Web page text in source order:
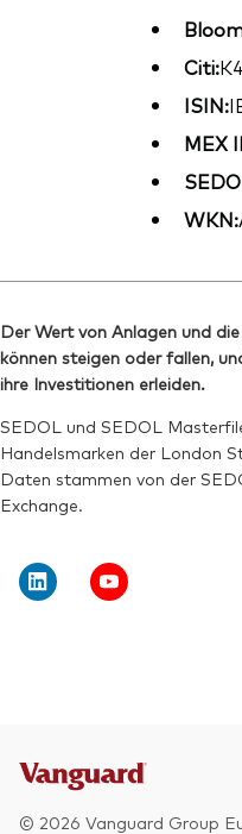
Citi:
ISIN:
MEX
WKN:
Der Wert von Anlagen und
können steigen oder fallen,
ihre Investitionen erleiden.
SEDOL und SEDOL
Handelsmarken der London
Daten stammen von der
Exchange.
© 2026 Vanguard Group